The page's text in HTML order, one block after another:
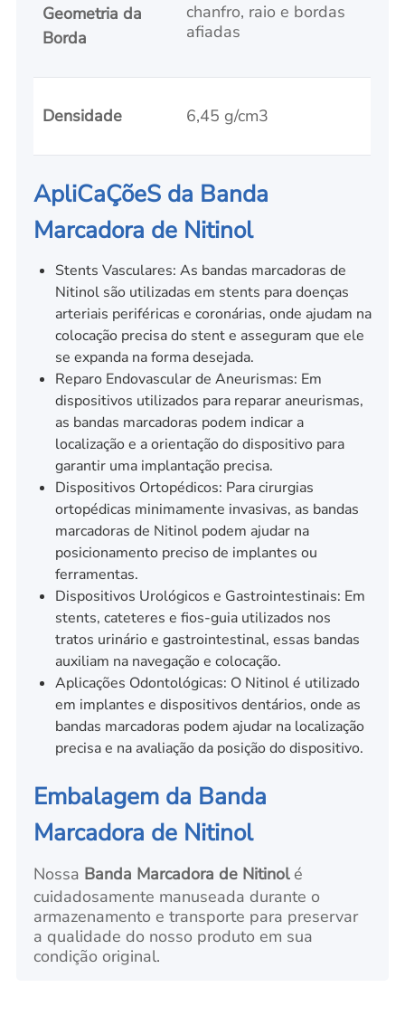
Geometria da
Borda
chanfro, raio e bordas
afiadas
Densidade 6,45 g/cm3
ApliCaÇõeS da Banda
Marcadora de Nitinol
Stents Vasculares: As bandas marcadoras de
Nitinol são utilizadas em stents para doenças
arteriais periféricas e coronárias, onde ajudam na
colocação precisa do stent e asseguram que ele
se expanda na forma desejada.
Reparo Endovascular de Aneurismas: Em
dispositivos utilizados para reparar aneurismas,
as bandas marcadoras podem indicar a
localização e a orientação do dispositivo para
garantir uma implantação precisa.
Dispositivos Ortopédicos: Para cirurgias
ortopédicas minimamente invasivas, as bandas
marcadoras de Nitinol podem ajudar na
posicionamento preciso de implantes ou
ferramentas.
Dispositivos Urológicos e Gastrointestinais: Em
stents, cateteres e fios-guia utilizados nos
tratos urinário e gastrointestinal, essas bandas
auxiliam na navegação e colocação.
Aplicações Odontológicas: O Nitinol é utilizado
em implantes e dispositivos dentários, onde as
bandas marcadoras podem ajudar na localização
precisa e na avaliação da posição do dispositivo.
Embalagem da Banda
Marcadora de Nitinol
Nossa Banda Marcadora de Nitinolé
cuidadosamente manuseada durante o
armazenamento e transporte para preservar
a qualidade do nosso produto em sua
condição original.